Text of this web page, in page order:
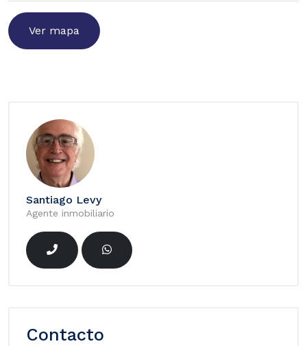
Ver mapa
Santiago Levy
Agente inmobiliario
Contacto